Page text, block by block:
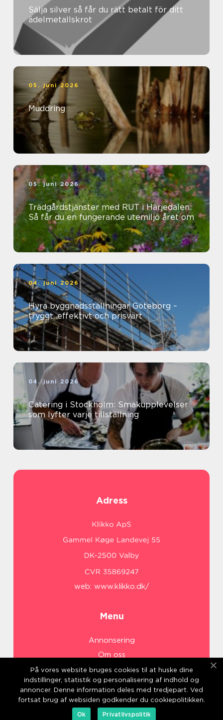
Sälja silver så får du rätt betalt för ditt
ädelmetallskrot
05. juni 2026
Muddring
05. juni 2026
Trädgårdstjänster med RUT i Härjedalen:
Så får du en fungerande utemiljö året om
04. juni 2026
Hyra byggnadsställningar Göteborg –
tryggt, effektivt och prisvärt
04. juni 2026
Catering i Stockholm: Smakupplevelser
som lyfter varje tillställning
Adress
web: www.klikko.dk/
Menu
Annonsering
Om oss
Cookies
Kontakta oss
Sitemap
På vores website bruges cookies til at huske dine
indstillinger, statistik og personalisering af indhold og
annoncer. Denne information deles med tredjepart. Ved
fortsat brug af websiden godkender du cookiepolitikken.
Ok
Privatlivspolitik